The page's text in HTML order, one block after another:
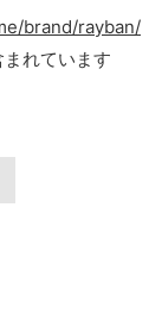
brand/rayban/
れています